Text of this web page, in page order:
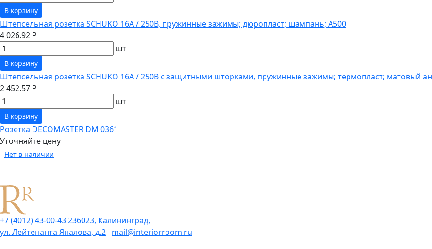
В корзину
Штепсельная розетка SCHUKO 16А / 250В, пружинные зажимы; дюропласт; шампань; A500
4 026.92 Р
шт
В корзину
Штепсельная розетка SCHUKO 16А / 250В с защитными шторками, пружинные зажимы; термопласт; матовый ан
2 452.57 Р
шт
В корзину
Розетка DECOMASTER DM 0361
Уточняйте цену
Нет в наличии
+7 (4012) 43-00-43236023, Калининград,
ул. Лейтенанта Яналова, д.2 mail@interiorroom.ru